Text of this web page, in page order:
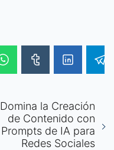
Domina la Creación
de Contenido con
Prompts de IA para
Redes Sociales